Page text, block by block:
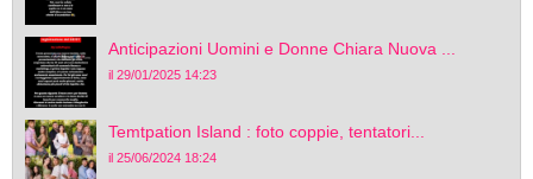
Anticipazioni Uomini e Donne Chiara Nuova ...
il 29/01/2025 14:23
Temtpation Island : foto coppie, tentatori...
il 25/06/2024 18:24